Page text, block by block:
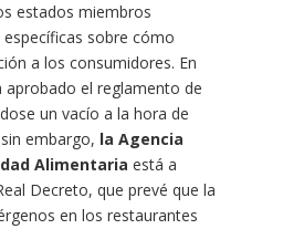
estados miembros
sobre cómo
a los consumidores. En
aprobado el reglamento de
un vacío a la hora de
embargo, la Agencia
Alimentaria está a
Decreto, que prevé que la
en los restaurantes